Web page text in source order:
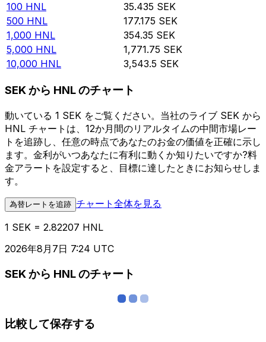
100 HNL 35.435 SEK
500 HNL 177.175 SEK
1,000 HNL 354.35 SEK
5,000 HNL 1,771.75 SEK
10,000 HNL 3,543.5 SEK
SEK から HNL のチャート
動いている 1 SEK をご覧ください。当社のライブ SEK から
HNL チャートは、12か月間のリアルタイムの中間市場レー
トを追跡し、任意の時点であなたのお金の価値を正確に示し
ます。金利がいつあなたに有利に動くか知りたいですか?料
金アラートを設定すると、目標に達したときにお知らせしま
す。
為替レートを追跡 チャート全体を見る
1 SEK = 2.82207 HNL
2026年8月7日 7:24 UTC
SEK から HNL のチャート
比較して保存する